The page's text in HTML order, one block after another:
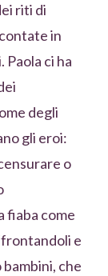
riti di
in
ci ha
degli
gli eroi:
o
fiaba come
e
che